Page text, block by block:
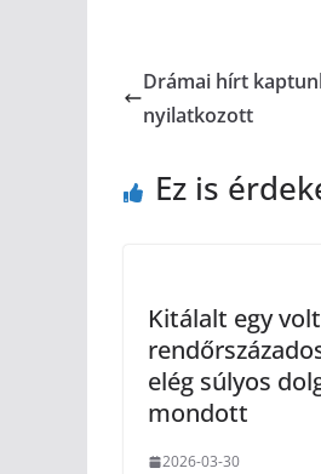
Drámai hírt
nyilatkozott
Ez is
Kitálalt egy volt
elég súlyos
mondott
2026-03-30